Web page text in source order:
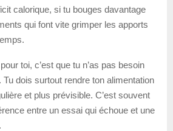
calorique, si tu bouges davantage
qui font vite grimper les apports
toi, c’est que tu n’as pas besoin
Tu dois surtout rendre ton alimentation
et plus prévisible. C’est souvent
entre un essai qui échoue et une